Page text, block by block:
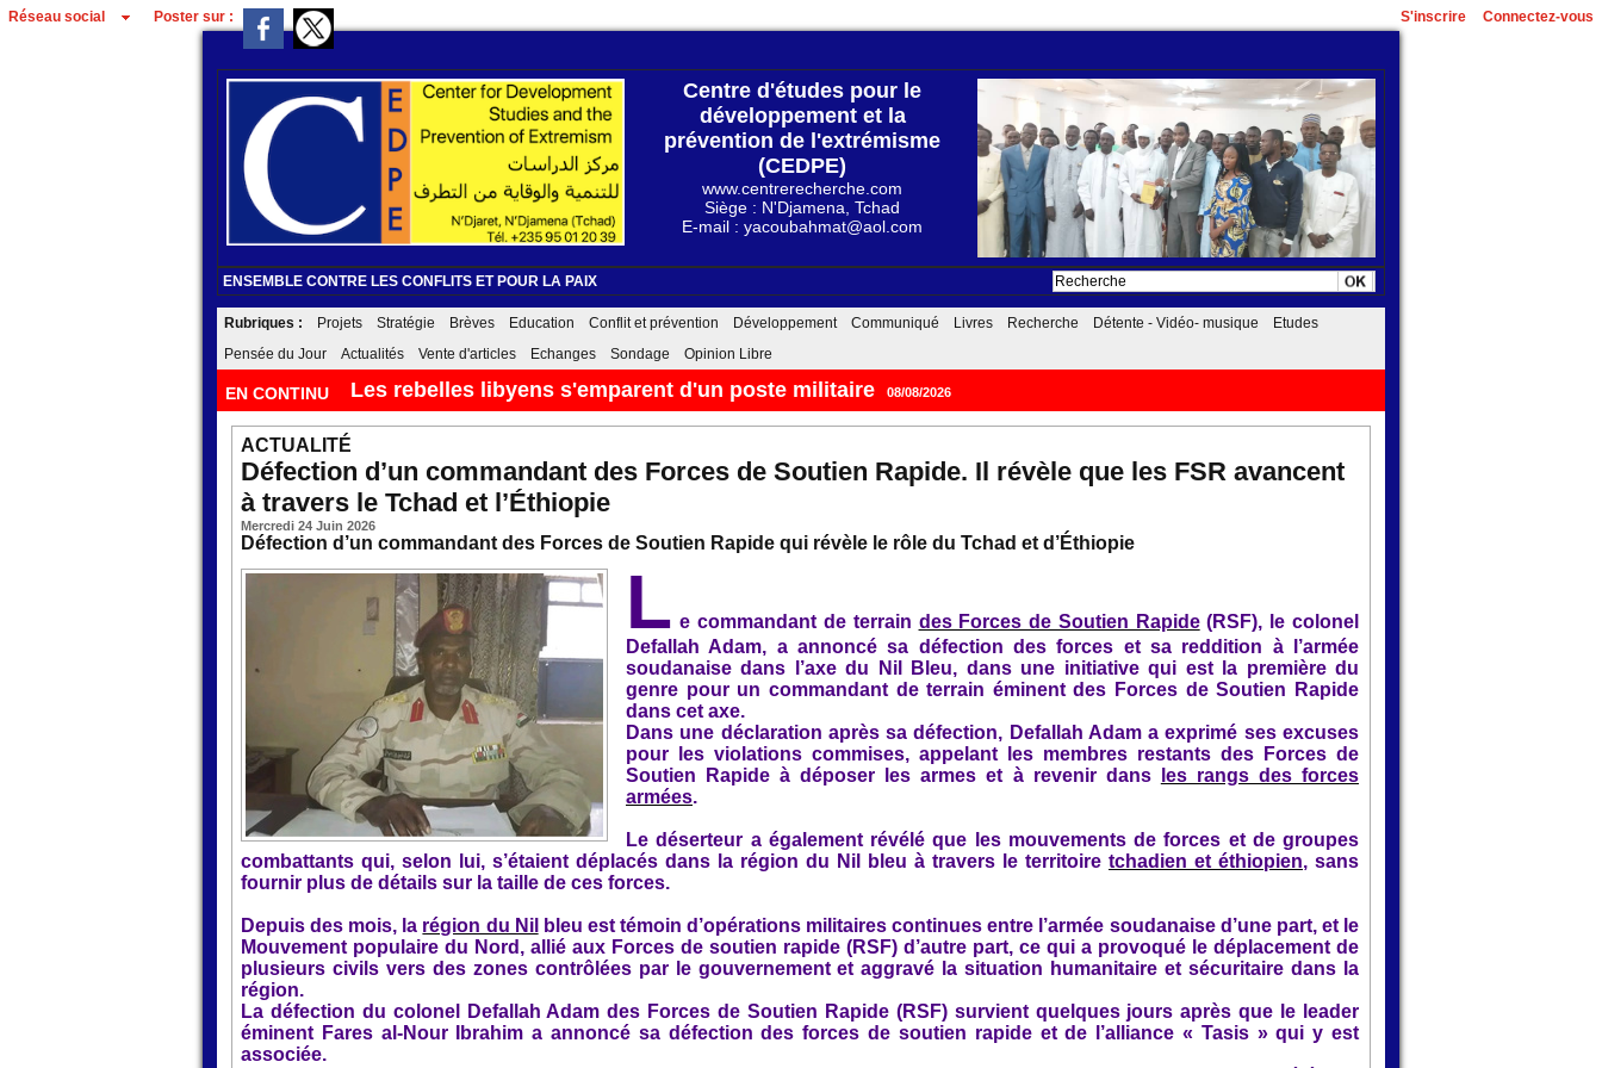
Réseau social Poster sur : Connectez-vous
S'inscrire
Centre d'études pour le
développement et la
prévention de l'extrémisme
(CEDPE)
www.centrerecherche.com
Siège : N'Djamena, Tchad
E-mail : yacoubahmat@aol.com
ENSEMBLE CONTRE LES CONFLITS ET POUR LA PAIX
Rubriques : Projets Stratégie Brèves Education Conflit et prévention Développement Communiqué Livres Recherche Détente - Vidéo- musique
Etudes
Pensée du Jour
Actualités Vente d'articles Echanges Sondage Opinion Libre
EN CONTINU Tendances climatiques - Numéro 95 07/08/2026
ACTUALITÉ
Défection d’un commandant des Forces de Soutien Rapide. Il révèle que les FSR avancent
à travers le Tchad et l’Éthiopie
Mercredi 24 Juin 2026
Défection d’un commandant des Forces de Soutien Rapide qui révèle le rôle du Tchad et d’Éthiopie
L e commandant de terrain des Forces de Soutien Rapide(RSF), le colonel
Defallah Adam, a annoncé sa défection des forces et sa reddition à l’armée
soudanaise dans l’axe du Nil Bleu, dans une initiative qui est la première du
genre pour un commandant de terrain éminent des Forces de Soutien Rapide
dans cet axe.
Dans une déclaration après sa défection, Defallah Adam a exprimé ses excuses
pour les violations commises, appelant les membres restants des Forces de
Soutien Rapide à déposer les armes et à revenir dans
les rangs des forces
armées.
Le déserteur a également révélé que les mouvements de forces et de groupes
combattants qui, selon lui, s’étaient déplacés dans la région du Nil bleu à travers le territoire tchadien et éthiopien, sans
fournir plus de détails sur la taille de ces forces.
Depuis des mois, la région du Nil
bleu est témoin d’opérations militaires continues entre l’armée soudanaise d’une part, et le
Mouvement populaire du Nord, allié aux Forces de soutien rapide (RSF) d’autre part, ce qui a provoqué le déplacement de
plusieurs civils vers des zones contrôlées par le gouvernement et aggravé la situation humanitaire et sécuritaire dans la
région.
La défection du colonel Defallah Adam des Forces de Soutien Rapide (RSF) survient quelques jours après que le leader
éminent Fares al-Nour Ibrahim a annoncé sa défection des forces de soutien rapide et de l’alliance « Tasis » qui y est
associée.